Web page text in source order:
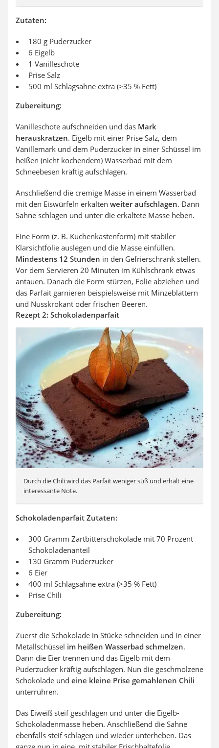
Zutaten:
180 g Puderzucker
6 Eigelb
1 Vanilleschote
Prise Salz
500 ml Schlagsahne extra (>35 % Fett)
Zubereitung:
Vanilleschote aufschneiden und das Mark
herauskratzen. Eigelb mit einer Prise Salz, dem
Vanillemark und dem Puderzucker in einer Schüssel im
heißen (nicht kochendem) Wasserbad mit dem
Schneebesen kräftig aufschlagen.
Anschließend die cremige Masse in einem Wasserbad
mit den Eiswürfeln erkalten weiter aufschlagen. Dann
Sahne schlagen und unter die erkaltete Masse heben.
Eine Form (z. B. Kuchenkastenform) mit stabiler
Klarsichtfolie auslegen und die Masse einfüllen.
Mindestens 12 Stunden in den Gefrierschrank stellen.
Vor dem Servieren 20 Minuten im Kühlschrank etwas
antauen. Danach die Form stürzen, Folie abziehen und
das Parfait garnieren beispielsweise mit Minzeblättern
und Nusskrokant oder frischen Beeren.
Rezept 2: Schokoladenparfait
Durch die Chili wird das Parfait weniger süß und erhält eine
interessante Note.
Schokoladenparfait Zutaten:
300 Gramm Zartbitterschokolade mit 70 Prozent
Schokoladenanteil
130 Gramm Puderzucker
6 Eier
400 ml Schlagsahne extra (>35 % Fett)
Prise Chili
Zubereitung:
Zuerst die Schokolade in Stücke schneiden und in einer
Metallschüssel im heißen Wasserbad schmelzen.
Dann die Eier trennen und das Eigelb mit dem
Puderzucker kräftig aufschlagen. Nun die geschmolzene
Schokolade und eine kleine Prise gemahlenen Chili
unterrühren.
Das Eiweiß steif geschlagen und unter die Eigelb-
Schokoladenmasse heben. Anschließend die Sahne
ebenfalls steif schlagen und wieder unterheben. Das